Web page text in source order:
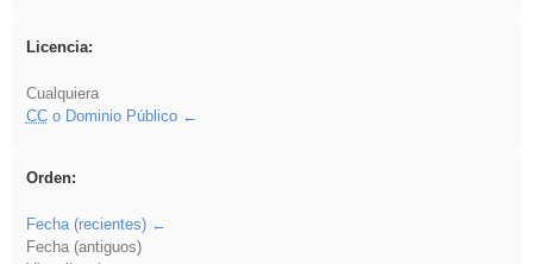
Licencia:
Cualquiera
CCo Dominio Público
Orden:
Fecha (recientes)
Fecha (antiguos)